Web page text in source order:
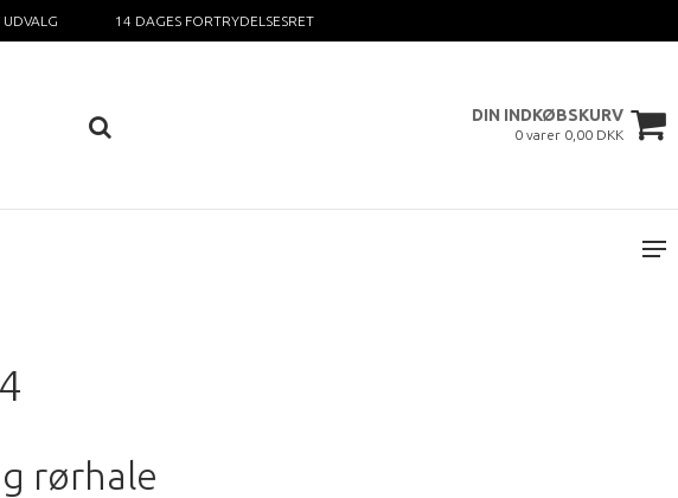
UDVALG 14 DAGES FORTRYDELSESRET
DIN INDKØBSKURV
0 varer 0,00 DKK
rørhale